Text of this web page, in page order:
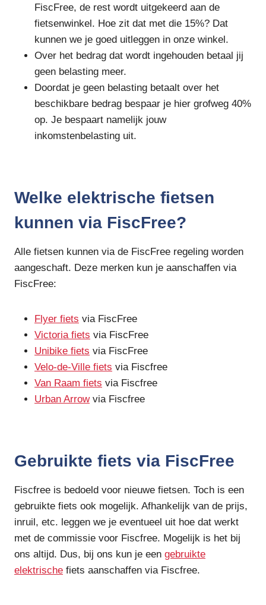
FiscFree, de rest wordt uitgekeerd aan de
fietsenwinkel. Hoe zit dat met die 15%? Dat
kunnen we je goed uitleggen in onze winkel.
Over het bedrag dat wordt ingehouden betaal jij
geen belasting meer.
Doordat je geen belasting betaalt over het
beschikbare bedrag bespaar je hier grofweg 40%
op. Je bespaart namelijk jouw
inkomstenbelasting uit.
Welke elektrische fietsen
kunnen via FiscFree?
Alle fietsen kunnen via de FiscFree regeling worden
aangeschaft. Deze merken kun je aanschaffen via
FiscFree:
Flyer fiets via FiscFree
Victoria fiets via FiscFree
Unibike fiets via FiscFree
Velo-de-Ville fiets via Fiscfree
Van Raam fiets via Fiscfree
Urban Arrowvia Fiscfree
Gebruikte fiets via FiscFree
Fiscfree is bedoeld voor nieuwe fietsen. Toch is een
gebruikte fiets ook mogelijk. Afhankelijk van de prijs,
inruil, etc. leggen we je eventueel uit hoe dat werkt
met de commissie voor Fiscfree. Mogelijk is het bij
ons altijd. Dus, bij ons kun je een gebruikte
elektrische fiets aanschaffen via Fiscfree.